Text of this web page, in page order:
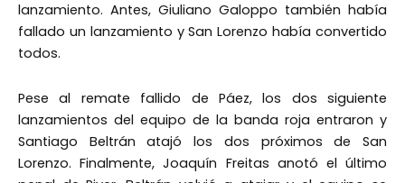
lanzamiento. Antes, Giuliano Galoppo también había
fallado un lanzamiento y San Lorenzo había convertido
todos.
Pese al remate fallido de Páez, los dos siguiente
lanzamientos del equipo de la banda roja entraron y
Santiago Beltrán atajó los dos próximos de San
Lorenzo. Finalmente, Joaquín Freitas anotó el último